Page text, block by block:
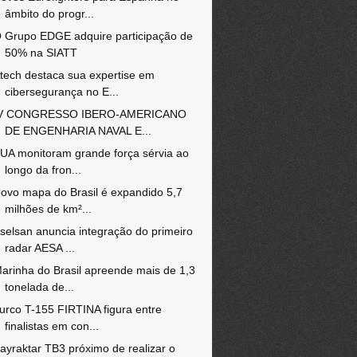
âmbito do progr...
Grupo EDGE adquire participação de
50% na SIATT
destaca sua expertise em
cibersegurança no E...
CONGRESSO IBERO-AMERICANO
DE ENGENHARIA NAVAL E...
monitoram grande força sérvia ao
longo da fron...
mapa do Brasil é expandido 5,7
milhões de km²...
anuncia integração do primeiro
radar AESA ...
do Brasil apreende mais de 1,3
tonelada de...
T-155 FIRTINA figura entre
finalistas em con...
TB3 próximo de realizar o